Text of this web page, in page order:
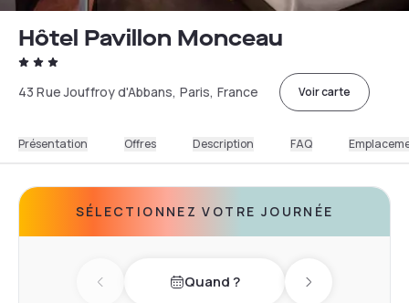
Hôtel Pavillon Monceau
43 Rue Jouffroy d'Abbans, Paris, France Voir carte
Présentation Offres Description FAQ
SÉLECTIONNEZ VOTRE JOURNÉE
Previous dayQuand ? Next day